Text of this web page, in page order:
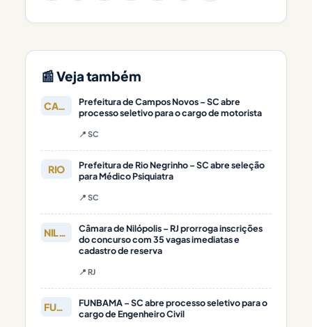
📰 Veja também
CAMPOS
Prefeitura de Campos Novos – SC abre
processo seletivo para o cargo de motorista
📍 SC
RIO
Prefeitura de Rio Negrinho – SC abre seleção
para Médico Psiquiatra
📍 SC
NILÓPOLIS
Câmara de Nilópolis – RJ prorroga inscrições
do concurso com 35 vagas imediatas e
cadastro de reserva
📍 RJ
FUNBAMA
FUNBAMA – SC abre processo seletivo para o
cargo de Engenheiro Civil